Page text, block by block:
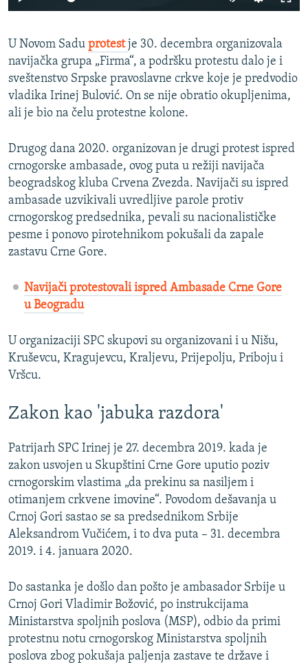
U Novom Sadu protestje 30. decembra organizovala
navijačka grupa „Firma“, a podršku protestu dalo je i
sveštenstvo Srpske pravoslavne crkve koje je predvodio
vladika Irinej Bulović. On se nije obratio okupljenima,
ali je bio na čelu protestne kolone.
Drugog dana 2020. organizovan je drugi protest ispred
crnogorske ambasade, ovog puta u režiji navijača
beogradskog kluba Crvena Zvezda. Navijači su ispred
ambasade uzvikivali uvredljive parole protiv
crnogorskog predsednika, pevali su nacionalističke
pesme i ponovo pirotehnikom pokušali da zapale
zastavu Crne Gore.
Navijači protestovali ispred Ambasade Crne Gore
u Beogradu
U organizaciji SPC skupovi su organizovani i u Nišu,
Kruševcu, Kragujevcu, Kraljevu, Prijepolju, Priboju i
Vršcu.
Zakon kao 'jabuka razdora'
Patrijarh SPC Irinej je 27. decembra 2019. kada je
zakon usvojen u Skupštini Crne Gore uputio poziv
crnogorskim vlastima „da prekinu sa nasiljem i
otimanjem crkvene imovine“. Povodom dešavanja u
Crnoj Gori sastao se sa predsednikom Srbije
Aleksandrom Vučićem, i to dva puta – 31. decembra
2019. i 4. januara 2020.
Do sastanka je došlo dan pošto je ambasador Srbije u
Crnoj Gori Vladimir Božović, po instrukcijama
Ministarstva spoljnih poslova (MSP), odbio da primi
protestnu notu crnogorskog Ministarstva spoljnih
poslova zbog pokušaja paljenja zastave te države i